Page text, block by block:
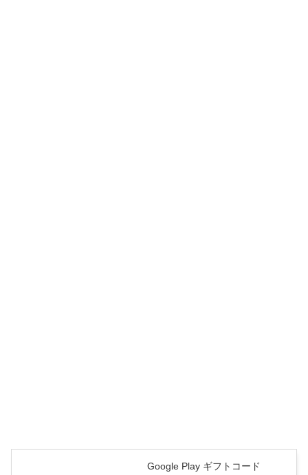
Google Play ギフトコード